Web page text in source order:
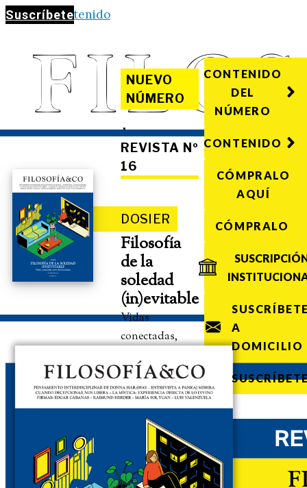
Suscríbete
Saltar al contenido
NUEVO
NÚMERO
·
REVISTA Nº
16
DOSIER
Filosofía
de la
soledad
(in)evitable
Vidas
conectadas,
desvinculadas
CONTENIDO
DEL
NÚMERO
CONTENIDO
CÓMPRALO
AQUÍ
CÓMPRALO
A
DOMICILIO